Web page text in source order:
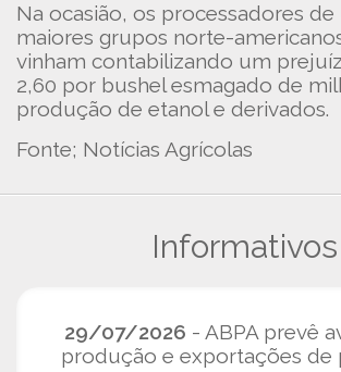
Na ocasião, os processadores
maiores grupos norte-
vinham contabilizando um
2,60 por bushel esmagado de
produção de etanol e derivados.
Fonte; Notícias Agrícolas
Informativos
29/07/2026 - ABPA prevê
produção e exportações de